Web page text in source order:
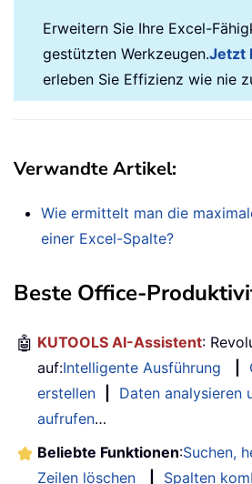
Erweitern Sie Ihre Excel-
gestützten Werkzeugen.Jetzt
erleben Sie Effizienz wie nie
Verwandte Artikel:
Wie ermittelt man die
einer Excel-Spalte?
Beste Office-
🤖 KUTOOLS AI-Assistent:
auf:Intelligente Ausführung
erstellen
Daten analysieren
aufrufen…
Beliebte Funktionen:Suchen,
Zeilen löschen
Spalten